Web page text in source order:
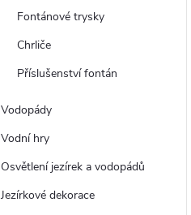
Fontánové trysky
Chrliče
Příslušenství fontán
Vodopády
Vodní hry
Osvětlení jezírek a vodopádů
Jezírkové dekorace